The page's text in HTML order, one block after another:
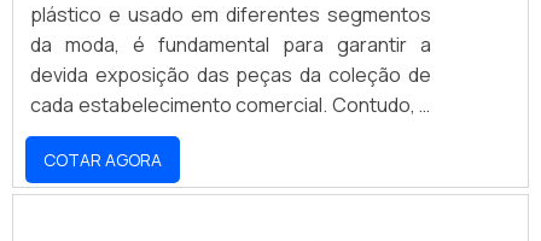
plástico e usado em diferentes segmentos
da moda, é fundamental para garantir a
devida exposição das peças da coleção de
cada estabelecimento comercial. Contudo, é
importante que os lojistas contem com
parcerias confiáveis e vantajosas para o
fornecimento desses expositores tão
COTAR AGORA